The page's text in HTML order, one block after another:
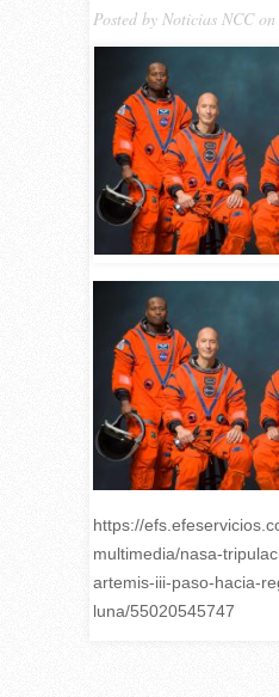
Posted by Noticias NCCon
https://
multimedia/nasa-
artemis-iii-paso-hacia-
luna/55020545747